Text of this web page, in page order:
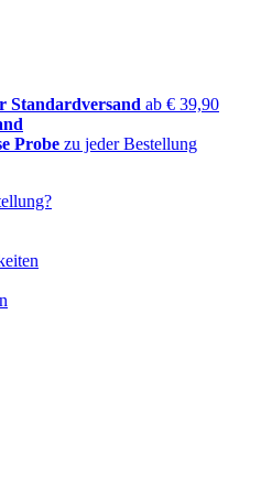
Standardversand ab € 39,90
Probe zu jeder Bestellung